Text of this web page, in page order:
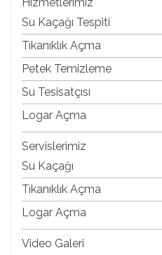
Hizmetlerimiz
Su Kaçağı Tespiti
Tıkanıklık Açma
Petek Temizleme
Su Tesisatçısı
Logar Açma
Servislerimiz
Su Kaçağı
Tıkanıklık Açma
Logar Açma
Video Galeri